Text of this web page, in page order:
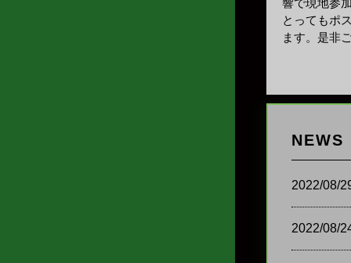
響で現地参
とってもポ
ます。是非
NEWS
2022/08/
2022/08/